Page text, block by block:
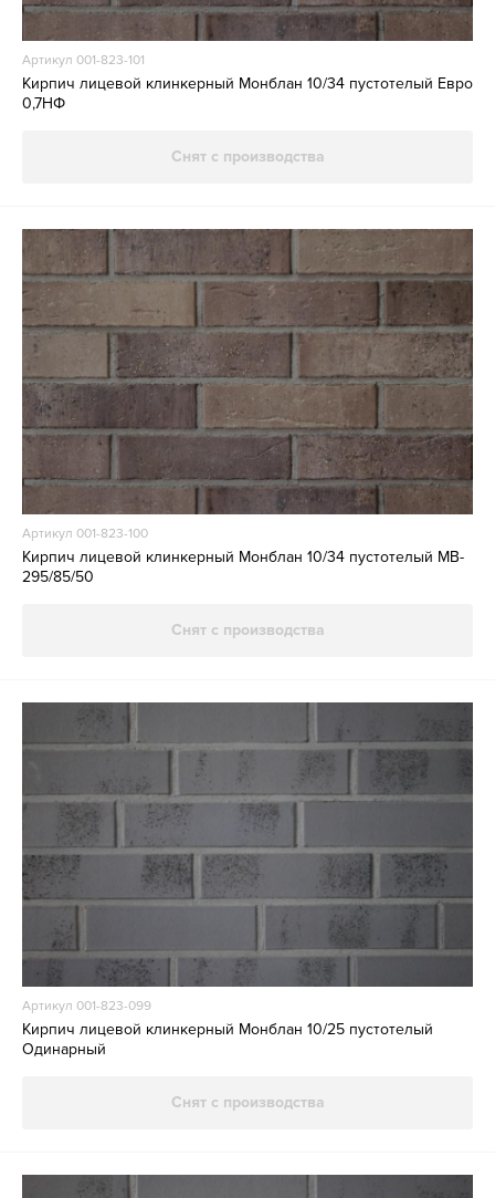
Артикул 001-823-101
Кирпич лицевой клинкерный Монблан 10/34 пустотелый Евро
0,7НФ
Снят с производства
Артикул 001-823-100
Кирпич лицевой клинкерный Монблан 10/34 пустотелый MB-
295/85/50
Снят с производства
Артикул 001-823-099
Кирпич лицевой клинкерный Монблан 10/25 пустотелый
Одинарный
Снят с производства